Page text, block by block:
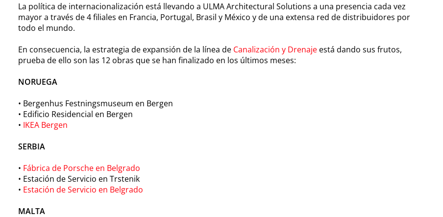
La política de internacionalización está llevando a ULMA Architectural Solutions a una presencia cada vez
mayor a través de 4 filiales en Francia, Portugal, Brasil y México y de una extensa red de distribuidores por
todo el mundo.
En consecuencia, la estrategia de expansión de la línea de Canalización y Drenaje está dando sus frutos,
prueba de ello son las 12 obras que se han finalizado en los últimos meses:
NORUEGA
• Bergenhus Festningsmuseum en Bergen
• Edificio Residencial en Bergen
• IKEA Bergen
SERBIA
• Fábrica de Porsche en Belgrado
• Estación de Servicio en Trstenik
• Estación de Servicio en Belgrado
MALTA